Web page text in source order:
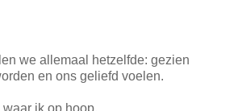
we allemaal hetzelfde: gezien
en ons geliefd voelen.